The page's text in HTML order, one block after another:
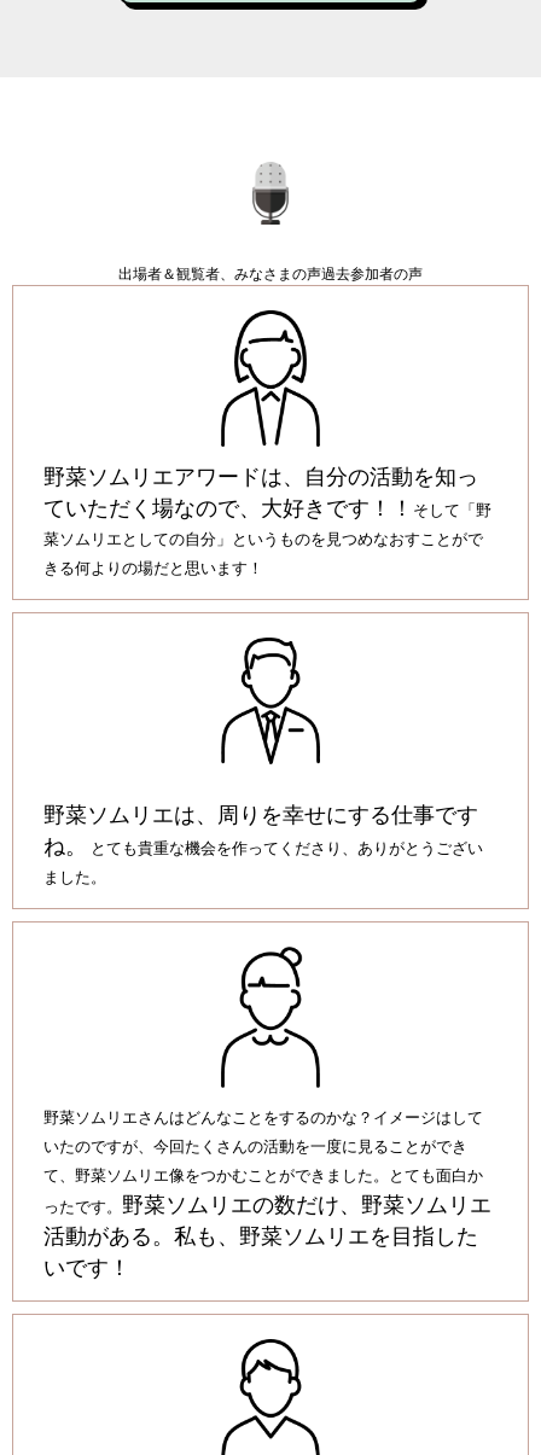
出場者＆観覧者、みなさまの声過去参加者の声
野菜ソムリエアワードは、自分の活動を知っ
ていただく場なので、大好きです！！
そして「野
菜ソムリエとしての自分」というものを見つめなおすことがで
きる何よりの場だと思います！
野菜ソムリエは、周りを幸せにする仕事です
ね。
とても貴重な機会を作ってくださり、ありがとうござい
ました。
野菜ソムリエさんはどんなことをするのかな？イメージはして
いたのですが、今回たくさんの活動を一度に見ることができ
て、野菜ソムリエ像をつかむことができました。とても面白か
ったです。 野菜ソムリエの数だけ、野菜ソムリエ
活動がある。私も、野菜ソムリエを目指した
いです！